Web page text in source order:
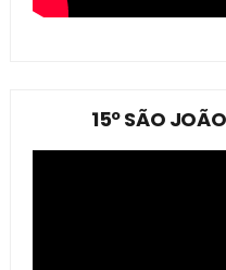
15º SÃO